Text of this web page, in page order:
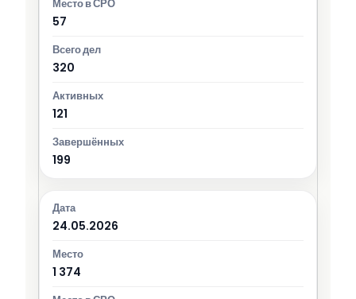
57
320
121
199
24.05.2026
1 374